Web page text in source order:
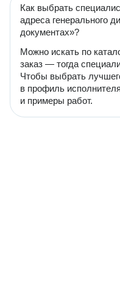
Как выбрать
адреса генерального
документах»?
Можно искать по
заказ — тогда
Чтобы выбрать
в профиль
и примеры работ.